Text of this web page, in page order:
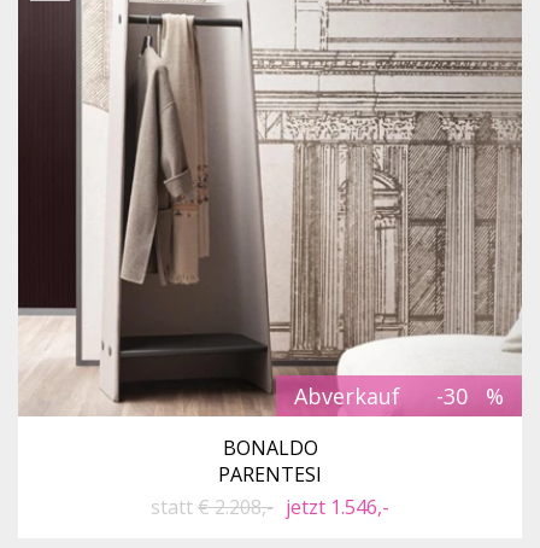
Abverkauf -30
BONALDO
PARENTESI
statt€ 2.208,- jetzt 1.546,-